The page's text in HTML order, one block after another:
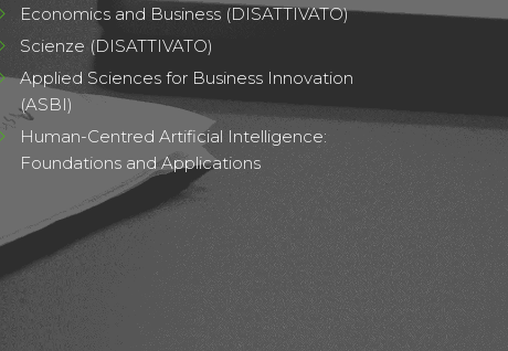
Economics and Business (DISATTIVATO)
Scienze (DISATTIVATO)
Applied Sciences for Business Innovation
(ASBI)
Human-Centred Artificial Intelligence:
Foundations and Applications